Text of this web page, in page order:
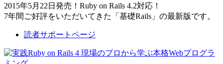
2015年5月22日発売！Ruby on Rails 4.2対応！
7年間ご好評をいただいてきた「基礎Rails」の最新版です。
読者サポートページ